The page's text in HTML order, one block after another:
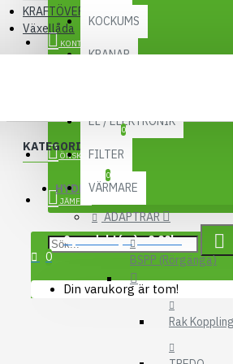
KOCKUMS
KRANAR
EL / ELEKTRONIK
FILTER
VÄRMARE
KONTO
ÖNSKELISTA
0
JÄMFÖR
0
0 produkt(er) - 0.00kr
0
Din varukorg är tom!
KRAFTÖVERFÖRING
Växellåda
KATEGORIER
HYDRAULIK
ADAPTRAR
BSPP (Rörgänga)
Rak Koppling